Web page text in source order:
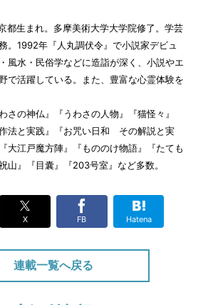
三）
公開終了
二）
一）
公開終了
公開終了
）
公開終了
都生まれ。多摩美術大学大学院修了。学芸
。1992年『人丸調伏令』で小説家デビュ
風水・民俗学などに造詣が深く、小説やエ
で活躍している。また、豊富な心霊体験を
さの神仏』『うわさの人物』『猫怪々』
法と実践』『お咒い日和 その解説と実
大江戸魔方陣』『もののけ物語』『たても
山』『目囊』『203号室』など多数。
X FB Hatena
連載一覧へ戻る